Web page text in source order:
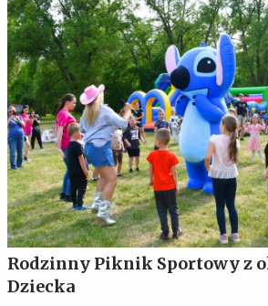
Rodzinny Piknik Sportowy z
Dziecka